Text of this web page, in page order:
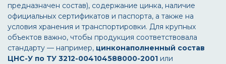
предназначен состав), содержание цинка, наличие
официальных сертификатов и паспорта, а также на
условия хранения и транспортировки. Для крупных
объектов важно, чтобы продукция соответствовала
стандарту — например, цинконаполненный состав
ЦНС-У по ТУ 3212-004104588000-2001 или